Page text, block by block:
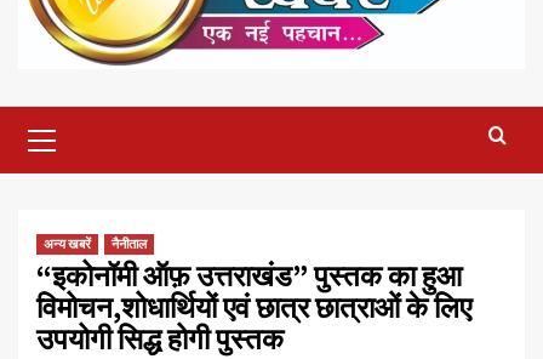
Menu
अन्य खबरें नैनीताल
“इकोनॉमी ऑफ़ उत्तराखंड” पुस्तक का हुआ
विमोचन,शोधार्थियों एवं छात्र छात्राओं के लिए
उपयोगी सिद्ध होगी पुस्तक